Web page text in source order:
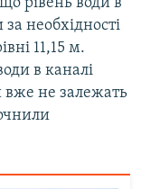
рівень води в
за необхідності
11,15 м.
в каналі
вже не залежать